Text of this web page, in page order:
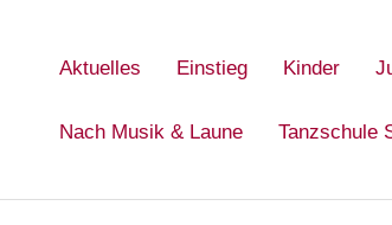
Aktuelles Einstieg Kinder
Nach Musik & Laune Tanzschule